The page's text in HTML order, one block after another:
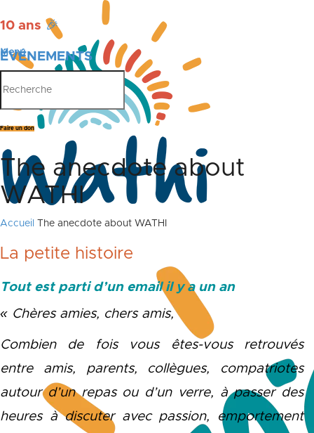
10 ans 🎉
ÉVÉNEMENTS
PUBLICATIONS
Menu
Faire un don
The anecdote about
WATHI
Accueil The anecdote about WATHI
La petite histoire
Tout est parti d’un email il y a un an
« Chères amies, chers amis,
Combien de fois vous êtes-vous retrouvés
entre amis, parents, collègues, compatriotes
autour d’un repas ou d’un verre, à passer des
heures à discuter avec passion, emportement